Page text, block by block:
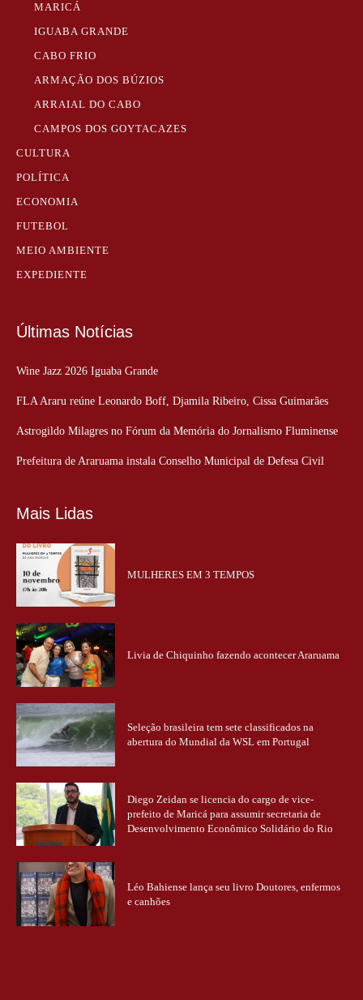
MARICÁ
IGUABA GRANDE
CABO FRIO
ARMAÇÃO DOS BÚZIOS
ARRAIAL DO CABO
CAMPOS DOS GOYTACAZES
CULTURA
POLÍTICA
ECONOMIA
FUTEBOL
MEIO AMBIENTE
EXPEDIENTE
Últimas Notícias
Wine Jazz 2026 Iguaba Grande
FLA Araru reúne Leonardo Boff, Djamila Ribeiro, Cissa Guimarães
Astrogildo Milagres no Fórum da Memória do Jornalismo Fluminense
Prefeitura de Araruama instala Conselho Municipal de Defesa Civil
Mais Lidas
MULHERES EM 3 TEMPOS
Livia de Chiquinho fazendo acontecer Araruama
Seleção brasileira tem sete classificados na
abertura do Mundial da WSL em Portugal
Diego Zeidan se licencia do cargo de vice-
prefeito de Maricá para assumir secretaria de
Desenvolvimento Econômico Solidário do Rio
Léo Bahiense lança seu livro Doutores, enfermos
e canhões